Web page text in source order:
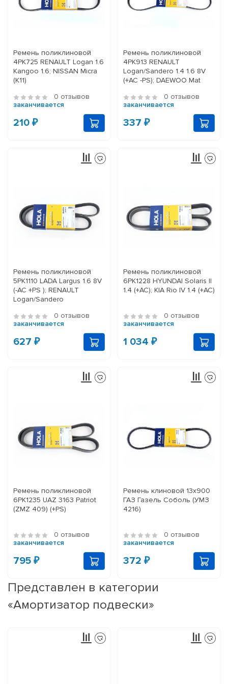
Ремень поликлиновой
4PK725 RENAULT Logan 1.6
Kangoo 1.6; NISSAN Micra
(K11)
0 отзывов
заканчивается
210 ₽
Ремень поликлиновой
4PK913 RENAULT
Logan/Sandero 1.4 1.6 8V
(+AC -PS); DAEWOO Mat
0 отзывов
заканчивается
337 ₽
Ремень поликлиновой
5PK1110 LADA Largus 1.6 8V
(-AC +PS ); RENAULT
Logan/Sandero
0 отзывов
заканчивается
627 ₽
Ремень поликлиновой
6PK1228 HYUNDAI Solaris II
1.4 (+AC); KIA Rio IV 1.4 (+AC)
0 отзывов
заканчивается
1 034 ₽
Ремень поликлиновой
6PK1235 UAZ 3163 Patriot
(ZMZ 409) (+PS)
0 отзывов
заканчивается
795 ₽
Ремень клиновой 13x900
ГАЗ Газель Соболь (УМЗ
4216)
0 отзывов
заканчивается
372 ₽
Представлен в категории
«Амортизатор подвески»